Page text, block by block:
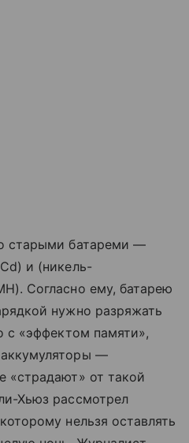
старыми батареми —
и (никель-
Согласно ему, батарею
нужно разряжать
с «эффектом памяти»,
—
«страдают» от такой
Хьюз рассмотрел
нельзя оставлять